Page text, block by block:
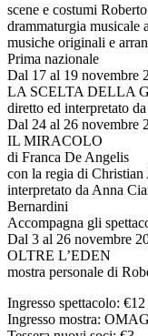
scene e costumi
drammaturgia musicale
musiche originali e
Prima nazionale
Dal 17 al 19 novembre
LA SCELTA DELLA
diretto ed interpretato
Dal 24 al 26 novembre
IL MIRACOLO
di Franca De Angelis
con la regia di Christian
interpretato da Anna
Bernardini
Accompagna gli
Dal 3 al 26 novembre
OLTRE L’EDEN
mostra personale di
Ingresso spettacolo: €12
Ingresso mostra: